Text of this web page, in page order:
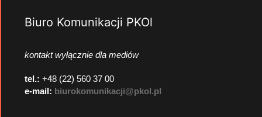
Biuro Komunikacji PKOl
kontakt wyłącznie dla mediów
tel.: +48 (22) 560 37 00
e-mail: biurokomunikacji@pkol.pl